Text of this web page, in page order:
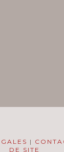
|
DE SITE